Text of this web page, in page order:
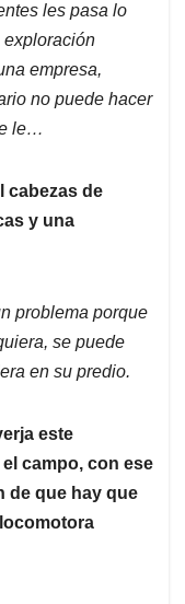
les pasa lo
exploración
empresa,
no puede hacer
le…
cabezas de
y una
problema porque
se puede
en su predio.
este
campo, con ese
de que hay que